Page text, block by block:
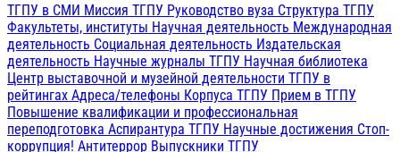
ТГПУ в СМИ Миссия ТГПУ Руководство вуза Структура ТГПУ
Факультеты, институты Научная деятельность Международная
деятельность Социальная деятельность Издательская
деятельность Научные журналы ТГПУ Научная библиотека
Центр выставочной и музейной деятельности ТГПУ в
рейтингах Адреса/телефоны Корпуса ТГПУ Прием в ТГПУ
Повышение квалификации и профессиональная
переподготовка Аспирантура ТГПУ Научные достижения Стоп-
коррупция! Антитеррор Выпускники ТГПУ